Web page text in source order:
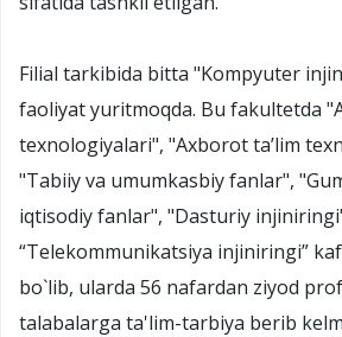
Filial tarkibida bitta "Kompyuter
faoliyat yuritmoqda. Bu fakultetda
texnologiyalari", "Axborot ta’lim
"Tabiiy va umumkasbiy fanlar",
iqtisodiy fanlar", "Dasturiy
“Telekommunikatsiya injiniringi”
bo`lib, ularda 56 nafardan ziyod
talabalarga ta'lim-tarbiya berib